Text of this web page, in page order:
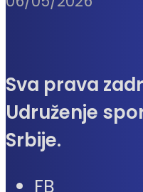
Sva prava
Udruženje
Srbije.
FB